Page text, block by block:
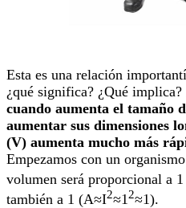
Esta es una relación
¿qué significa? ¿Qué implica?
cuando aumenta el tamaño
aumentar sus dimensiones
(V) aumenta mucho más
Empezamos con un
volumen será proporcional a
también a 1 (A≈I2≈1 2≈1).